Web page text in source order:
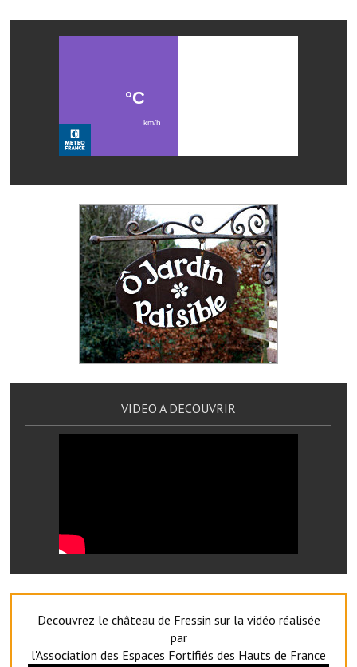
L'office de tourisme
Services publics intercommunaux
Affaires scolaires, CCAS
France services
France Renov
Déchets ménagers, tri sélectif, encombrants
Services publics communaux
Démarches administratives
Urbanisme
Bibliothèque
Commerces et professions libérales
VIDEO A DECOUVRIR
Decouvrez le château de Fressin sur la vidéo réalisée
par
l'Association des Espaces Fortifiés des Hauts de France